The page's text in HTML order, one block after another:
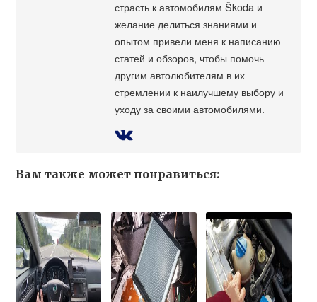
страсть к автомобилям Škoda и
желание делиться знаниями и
опытом привели меня к написанию
статей и обзоров, чтобы помочь
другим автолюбителям в их
стремлении к наилучшему выбору и
уходу за своими автомобилями.
Вам также может понравиться: